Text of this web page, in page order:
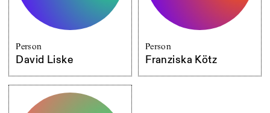
Person
David Liske
Person
Franziska Kötz